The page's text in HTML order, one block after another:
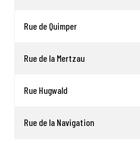
Rue de Quimper
Rue de la Mertzau
Rue Hugwald
Rue de la Navigation